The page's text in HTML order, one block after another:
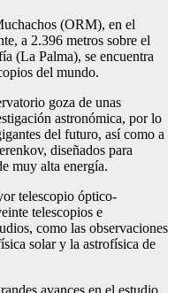
(ORM), en el
a 2.396 metros sobre el
(La Palma), se encuentra
del mundo.
goza de unas
astronómica, por lo
del futuro, así como a
diseñados para
muy alta energía.
telescopio óptico-
telescopios e
como las observaciones
solar y la astrofísica de
avances en el estudio